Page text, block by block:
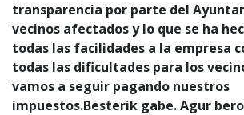
transparencia por parte del
vecinos afectados y lo que se ha
todas las facilidades a la empresa
todas las dificultades para los
vamos a seguir pagando nuestros
impuestos.Besterik gabe. Agur